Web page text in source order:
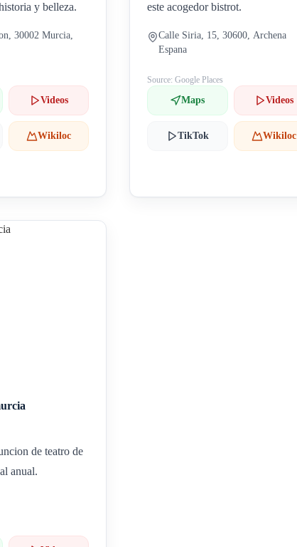
y belleza.
30002 Murcia,
Videos
Wikiloc
este acogedor bistrot.
Calle Siria, 15, 30600, Archena
Espana
Source: Google Places
Maps Videos
TikTok Wikiloc
de teatro de
anual.